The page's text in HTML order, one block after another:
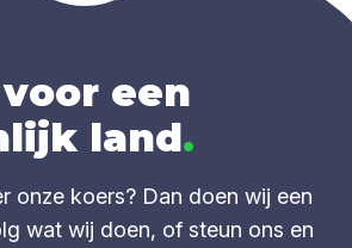
een
land.
onze koers? Dan doen wij een
wat wij doen, of steun ons en